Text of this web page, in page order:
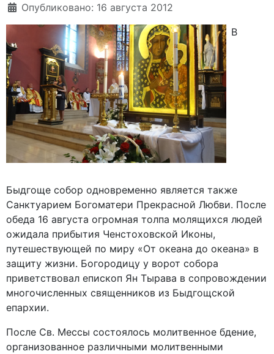
Опубликовано: 16 августа 2012
В
Быдгоще собор одновременно является также
Санктуарием Богоматери Прекрасной Любви. После
обеда 16 августа огромная толпа молящихся людей
ожидала прибытия Ченстоховской Иконы,
путешествующей по миру «От океана до океана» в
защиту жизни. Богородицу у ворот собора
приветствовал епископ Ян Тырава в сопровождении
многочисленных священников из Быдгощской
епархии.
После Св. Мессы состоялось молитвенное бдение,
организованное различными молитвенными